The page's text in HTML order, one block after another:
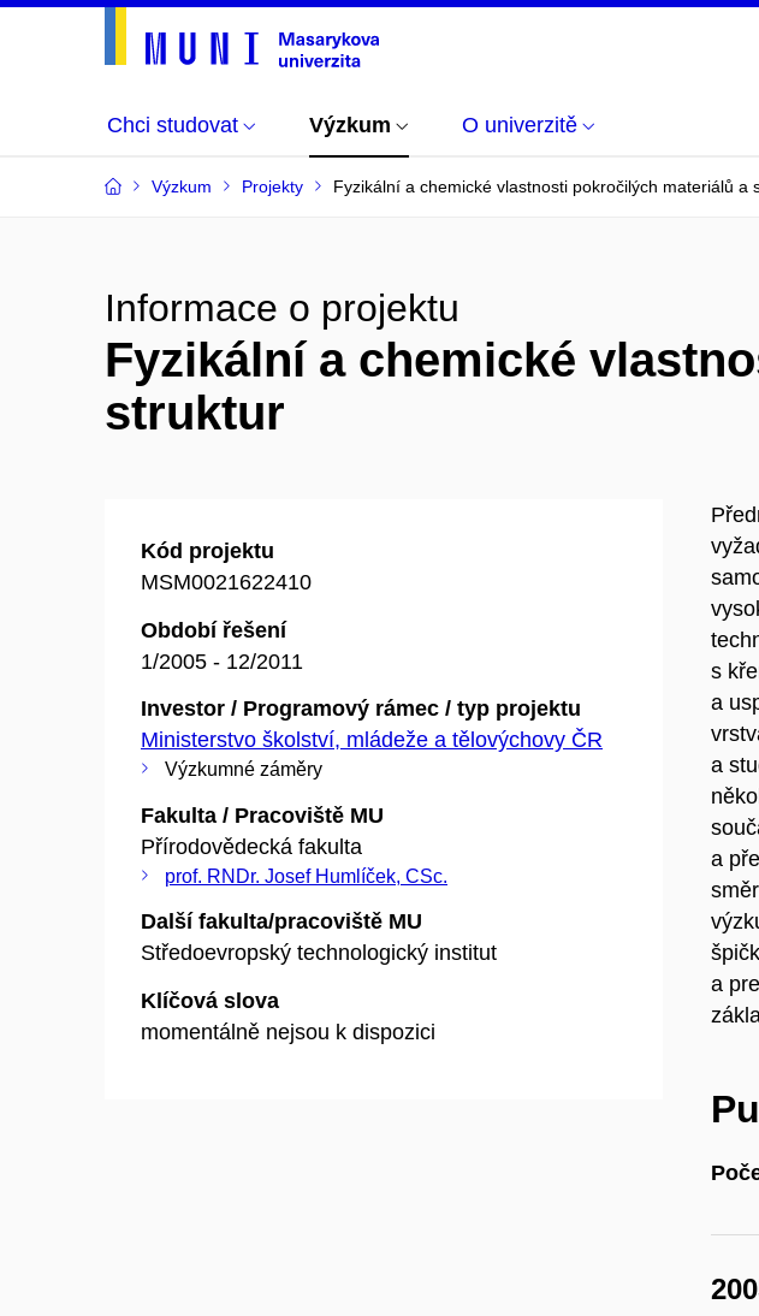
Chci studovat Výzkum O univerzitě
Výzkum Projekty Fyzikální a chemické vlastnosti pokročilých materiálů a
Informace o projektu
Fyzikální a chemické
struktur
Kód projektu
MSM0021622410
Období řešení
1/2005 - 12/2011
Investor / Programový rámec / typ projektu
Ministerstvo školství, mládeže a tělovýchovy ČR
Výzkumné záměry
Fakulta / Pracoviště MU
Přírodovědecká fakulta
prof. RNDr. Josef Humlíček, CSc.
Další fakulta/pracoviště MU
Středoevropský technologický institut
Klíčová slova
momentálně nejsou k dispozici
s
a
a
a
a